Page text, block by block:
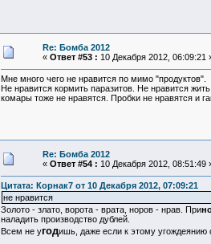
Re: Бомба 2012
« Ответ #53 : 10 Декабря 2012, 06:09:21
Мне много чего не нравится по мимо "продуктов".
Не нравится кормить паразитов. Не нравится
комары тоже не нравятся. Пробки не нравятся и
Re: Бомба 2012
« Ответ #54 : 10 Декабря 2012, 08:51:49
Цитата: Корнак7 от 10 Декабря 2012, 07:09:21
не нравится
Золото - злато, ворота - врата, норов - нрав. При
наладить производство дублей.
Всем не угодишь, даже если к этому